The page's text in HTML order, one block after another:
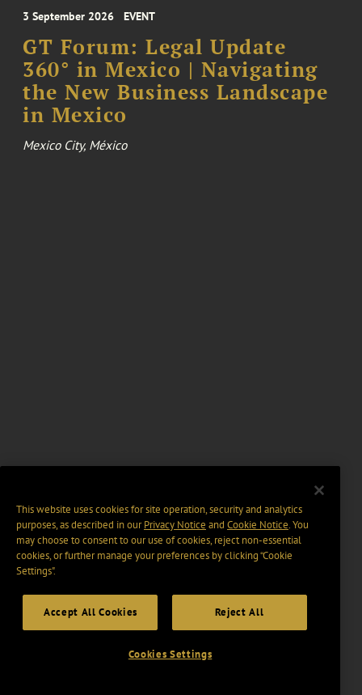
3 September 2026 EVENT
GT Forum: Legal Update
360° in Mexico | Navigating
the New Business Landscape
in Mexico
Mexico City, México
This website uses cookies for site operation, security and analytics
purposes, as described in ourPrivacy Notice and Cookie Notice. You
may choose to consent to our use of cookies, reject non-essential
cookies, or further manage your preferences by clicking “Cookie
Settings".
Accept All Cookies Reject All
Cookies Settings